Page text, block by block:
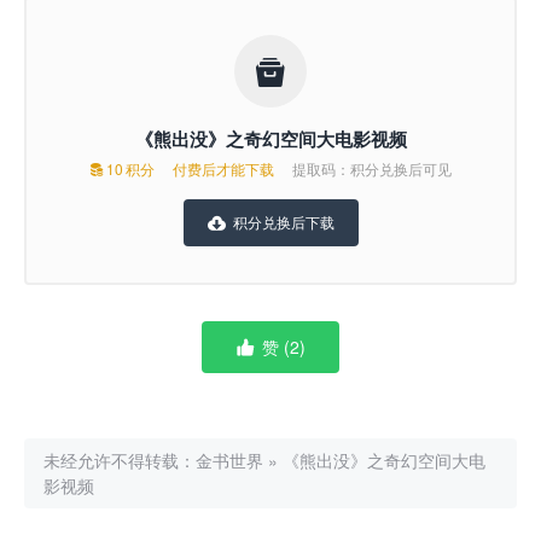

《熊出没》之奇幻空间大电影视频
 10积分 付费后才能下载 提取码：积分兑换后可见
积分兑换后下载
 赞 (2)
未经允许不得转载： 金书世界 »
《熊出没》之奇幻空间大电
影视频